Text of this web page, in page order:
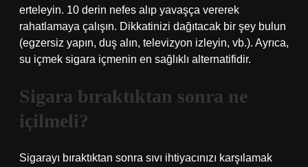
erteleyin. 10 derin nefes alıp yavaşça vererek
rahatlamaya çalışın. Dikkatinizi dağıtacak bir şey bulun
(egzersiz yapın, duş alın, televizyon izleyin, vb.). Ayrıca,
su içmek sigara içmenin en sağlıklı alternatifidir.
Sigara bıraktıktan sonra ne
içilmeli?
Sigarayı bıraktıktan sonra sıvı ihtiyacınızı karşılamak